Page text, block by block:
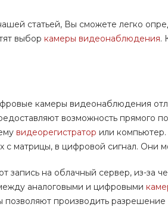
статьей, Вы сможете легко
выбор камеры видеонаблюдения.
камеры видеонаблюдения
возможность прямого
видеорегистратор или
с матрицы, в цифровой сигнал. Они
запись на облачный сервер, из-за
аналоговыми и цифровыми
позволяют производить